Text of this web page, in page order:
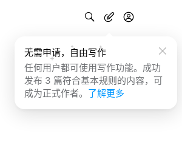
无需申请，自由写作
任何用户都可使用写作功能。成功
发布 3 篇符合基本规则的内容，可
成为正式作者。 了解更多